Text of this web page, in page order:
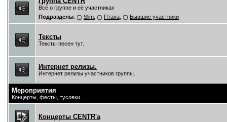
Всё о группе и её участниках
Подразделы: Slim Птаха Бывшие участники
Тексты
Тексты песен тут.
Интернет релизы.
Интернет релизы участников группы.
Мероприятия
Концерты, фесты, тусовки...
Концерты CENTR'a